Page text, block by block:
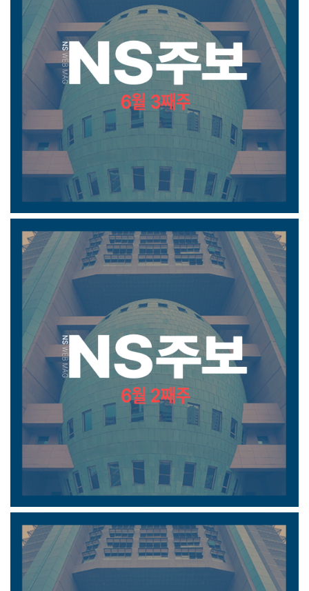
6월 3째주 주보
6월 2째주 주보